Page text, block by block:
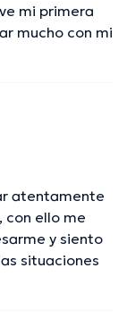
mi primera
mucho con mi
atentamente
con ello me
y siento
situaciones